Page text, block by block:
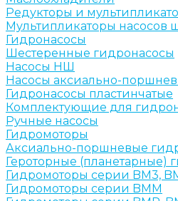
Редукторы и
Мультипликаторы насосов
Гидронасосы
Шестеренные гидронасосы
Насосы НШ
Насосы аксиально-
Гидронасосы пластинчатые
Комплектующие для
Ручные насосы
Гидромоторы
Аксиально-поршневые
Героторные (планетарные)
Гидромоторы серии BM3,
Гидромоторы серии BMM